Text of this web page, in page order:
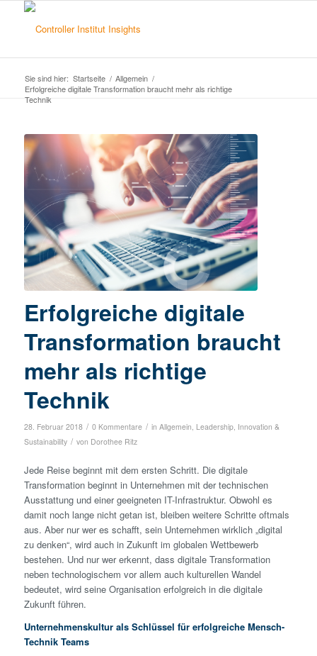
Sie sind hier: Startseite / Allgemein /
Erfolgreiche digitale Transformation braucht mehr als richtige
Technik
Erfolgreiche digitale
Transformation braucht
mehr als richtige
Technik
28. Februar 2018 / 0 Kommentare / in Allgemein Leadership, Innovation &
Sustainability / von Dorothee Ritz
Jede Reise beginnt mit dem ersten Schritt. Die digitale
Transformation beginnt in Unternehmen mit der technischen
Ausstattung und einer geeigneten IT-Infrastruktur. Obwohl es
damit noch lange nicht getan ist, bleiben weitere Schritte oftmals
aus. Aber nur wer es schafft, sein Unternehmen wirklich „digital
zu denken“, wird auch in Zukunft im globalen Wettbewerb
bestehen. Und nur wer erkennt, dass digitale Transformation
neben technologischem vor allem auch kulturellen Wandel
bedeutet, wird seine Organisation erfolgreich in die digitale
Zukunft führen.
Unternehmenskultur als Schlüssel für erfolgreiche Mensch-
Technik Teams